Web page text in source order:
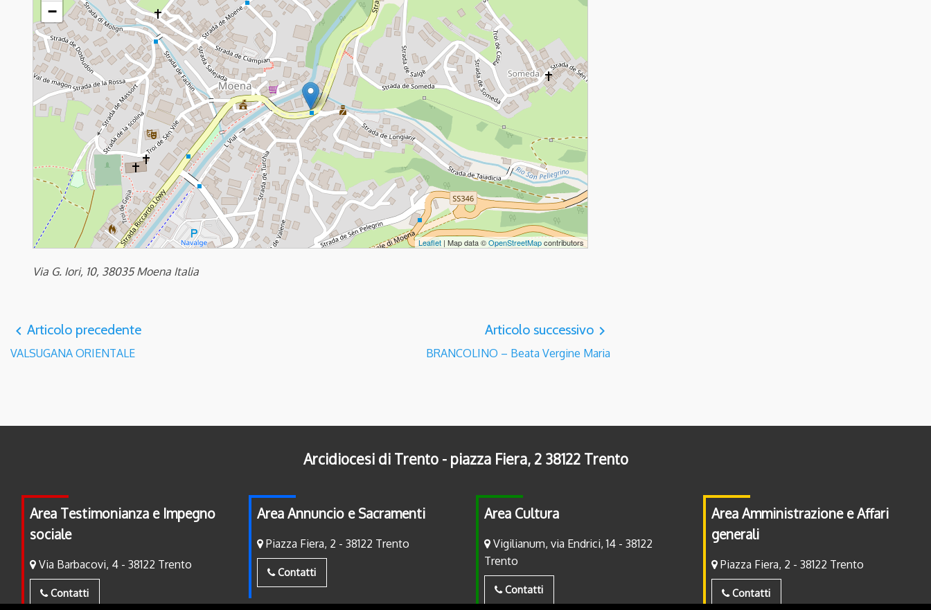
−
Leaflet | Map data ©OpenStreetMapcontributors
Via G. Iori, 10, 38035 Moena Italia
navigate_before Articolo precedente
VALSUGANA ORIENTALE
Articolo successivo navigate_next
BRANCOLINO – Beata Vergine Maria
Arcidiocesi di Trento - piazza Fiera, 2 38122 Trento
Area Testimonianza e Impegno
sociale
Via Barbacovi, 4 - 38122 Trento
Contatti
Area Annuncio e Sacramenti
Piazza Fiera, 2 - 38122 Trento
Contatti
Area Cultura
Vigilianum, via Endrici, 14 - 38122
Trento
Contatti
Area Amministrazione e Affari
generali
Piazza Fiera, 2 - 38122 Trento
Contatti